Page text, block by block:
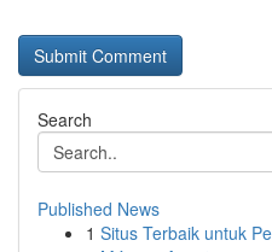
Search
Published News
1 Situs Terbaik untuk